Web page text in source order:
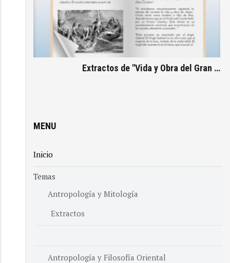
Extractos de "Vida y Obra del Gran …
MENU
Inicio
Temas
Antropología y Mitología
Extractos
Antropología y Filosofía Oriental